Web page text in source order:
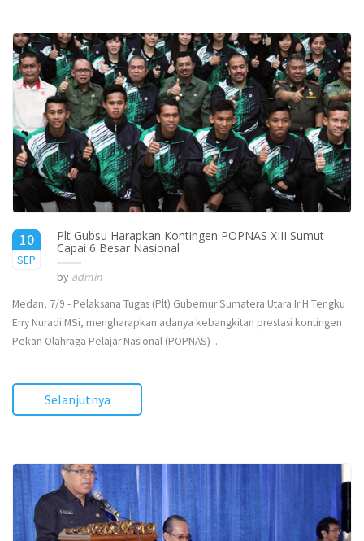
10
SEP
2015
Plt Gubsu Harapkan Kontingen POPNAS XIII Sumut
Capai 6 Besar Nasional
by admin
Medan, 7/9 - Pelaksana Tugas (Plt) Gubernur Sumatera Utara Ir H Tengku
Erry Nuradi MSi, mengharapkan adanya kebangkitan prestasi kontingen
Pekan Olahraga Pelajar Nasional (POPNAS) ...
Selanjutnya